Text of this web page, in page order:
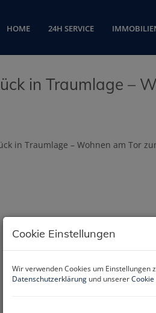
HOME 24H SERVICE
in Traumlage –
Cookie Einstellungen
Wir verwenden Cookies um
Datenschutzerklärung und unsererCookie